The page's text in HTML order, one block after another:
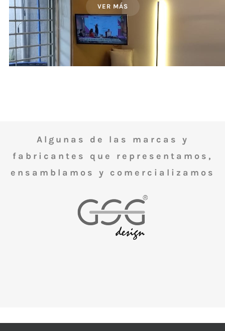
VER MÁS
Algunas de las marcas y
fabricantes que representamos,
ensamblamos y comercializamos